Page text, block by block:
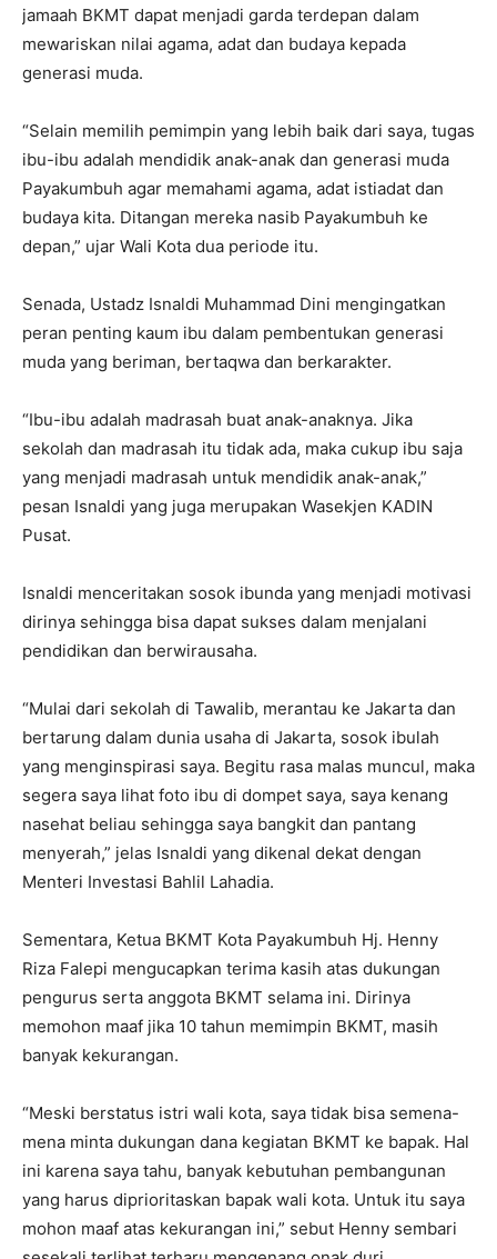
jamaah BKMT dapat menjadi garda terdepan dalam
mewariskan nilai agama, adat dan budaya kepada
generasi muda.
“Selain memilih pemimpin yang lebih baik dari saya, tugas
ibu-ibu adalah mendidik anak-anak dan generasi muda
Payakumbuh agar memahami agama, adat istiadat dan
budaya kita. Ditangan mereka nasib Payakumbuh ke
depan,” ujar Wali Kota dua periode itu.
Senada, Ustadz Isnaldi Muhammad Dini mengingatkan
peran penting kaum ibu dalam pembentukan generasi
muda yang beriman, bertaqwa dan berkarakter.
“Ibu-ibu adalah madrasah buat anak-anaknya. Jika
sekolah dan madrasah itu tidak ada, maka cukup ibu saja
yang menjadi madrasah untuk mendidik anak-anak,”
pesan Isnaldi yang juga merupakan Wasekjen KADIN
Pusat.
Isnaldi menceritakan sosok ibunda yang menjadi motivasi
dirinya sehingga bisa dapat sukses dalam menjalani
pendidikan dan berwirausaha.
“Mulai dari sekolah di Tawalib, merantau ke Jakarta dan
bertarung dalam dunia usaha di Jakarta, sosok ibulah
yang menginspirasi saya. Begitu rasa malas muncul, maka
segera saya lihat foto ibu di dompet saya, saya kenang
nasehat beliau sehingga saya bangkit dan pantang
menyerah,” jelas Isnaldi yang dikenal dekat dengan
Menteri Investasi Bahlil Lahadia.
Sementara, Ketua BKMT Kota Payakumbuh Hj. Henny
Riza Falepi mengucapkan terima kasih atas dukungan
pengurus serta anggota BKMT selama ini. Dirinya
memohon maaf jika 10 tahun memimpin BKMT, masih
banyak kekurangan.
“Meski berstatus istri wali kota, saya tidak bisa semena-
mena minta dukungan dana kegiatan BKMT ke bapak. Hal
ini karena saya tahu, banyak kebutuhan pembangunan
yang harus diprioritaskan bapak wali kota. Untuk itu saya
mohon maaf atas kekurangan ini,” sebut Henny sembari